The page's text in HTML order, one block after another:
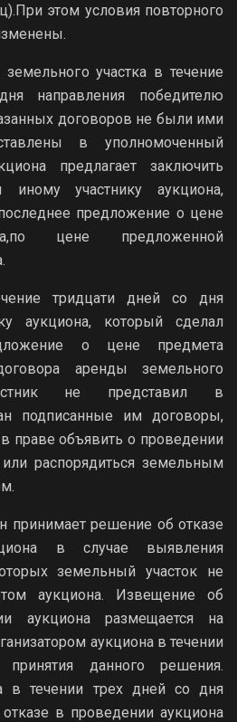
этом условия повторного
участка в течение
направления победителю
договоров не были ими
в уполномоченный
предлагает заключить
иному участнику аукциона,
предложение о цене
цене предложенной
тридцати дней со дня
аукциона, который сделал
о цене предмета
аренды земельного
не представил в
подписанные им договоры,
праве объявить о проведении
распорядиться земельным
принимает решение об отказе
в случае выявления
земельный участок не
аукциона. Извещение об
аукциона размещается на
аукциона в течении
данного решения.
в течении трех дней со дня
в проведении аукциона